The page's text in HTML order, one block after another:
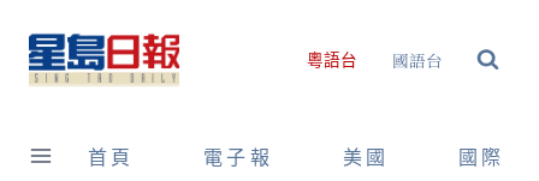
content
粵語台 國語台
首頁 電子報 美國 國際